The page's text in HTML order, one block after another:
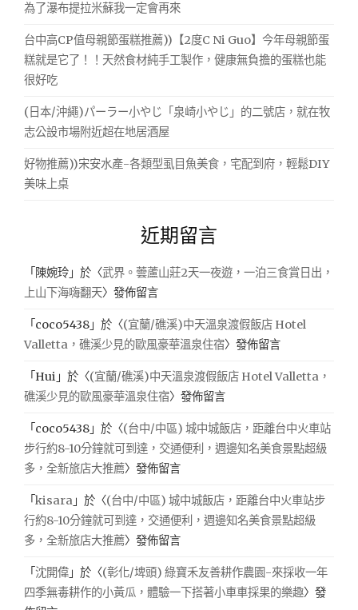
為了瀑布提拉米蘇我一定會再來
台中高CP值母親節蛋糕推薦))【2度C Ni Guo】今年母親節蛋
糕就是它了！！天然食材純手工製作，健康無負擔的蛋糕也能
很好吃
(日本/沖繩)パーラー小やじ「泉崎小やじ」的二號店，就在牧
志公設市場附近超在地居酒屋
好物推薦))宋安水產-各類型虱目魚美食，宅配到府，輕鬆DIY
美味上桌
近期留言
「 陳婉玲 」於〈武界。蕓蘆山莊2天一夜遊，一泊三食賞日出，
上山下海嗨翻天〉發佈留言
「 coco5438 」於〈(宜蘭/礁溪)中天溫泉渡假飯店 Hotel
Valletta，礁溪少見的歐風豪華溫泉住宿〉發佈留言
「Hui 」於〈(宜蘭/礁溪)中天溫泉渡假飯店 Hotel Valletta，
礁溪少見的歐風豪華溫泉住宿〉發佈留言
「 coco5438 」於〈(台中/中區) 城中城飯店，距離台中火車站
步行約8-10分鐘就可到達，交通便利，週邊知名美食景點超級
多，全新旅店大推薦〉發佈留言
「kisara 」於〈(台中/中區) 城中城飯店，距離台中火車站步
行約8-10分鐘就可到達，交通便利，週邊知名美食景點超級
多，全新旅店大推薦〉發佈留言
「沈開偉 」於〈(彰化/埤頭) 綠寶禾友善耕作農園-來採收一年
四季無毒耕作的小黃瓜，體驗一下搭著小車車採果的樂趣〉發